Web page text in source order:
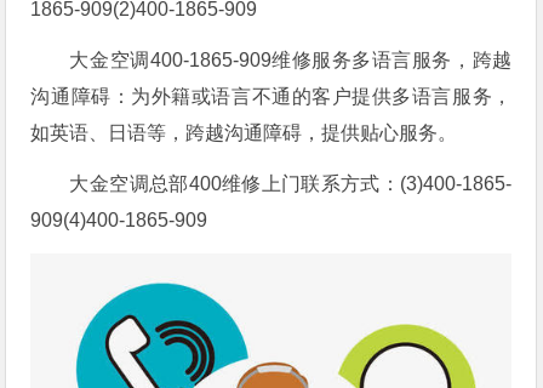
1865-909(2)400-1865-909
大金空调400-1865-909维修服务多语言服务，跨越
沟通障碍：为外籍或语言不通的客户提供多语言服务，
如英语、日语等，跨越沟通障碍，提供贴心服务。
大金空调总部400维修上门联系方式：(3)400-1865-
909(4)400-1865-909